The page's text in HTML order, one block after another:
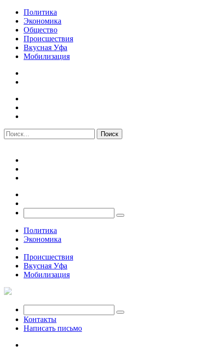
Политика
Экономика
Общество
Происшествия
Вкусная Уфа
Мобилизация
Политика
Экономика
Происшествия
Вкусная Уфа
Мобилизация
Контакты
Написать письмо